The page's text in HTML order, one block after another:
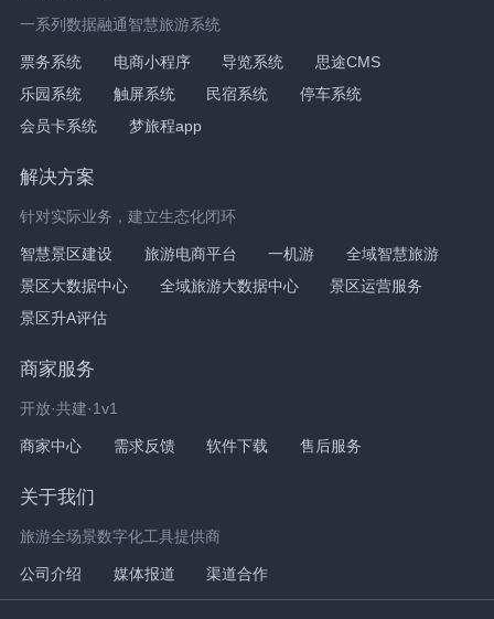
一系列数据融通智慧旅游系统
票务系统 电商小程序 导览系统
思途CMS
乐园系统
触屏系统 民宿系统
停车系统
会员卡系统
梦旅程app
解决方案
针对实际业务，建立生态化闭环
智慧景区建设 旅游电商平台 一机游
全域智慧旅游
景区大数据中心
全域旅游大数据中心
景区运营服务
景区升A评估
商家服务
开放·共建·1v1
商家中心 需求反馈 软件下载 售后服务
关于我们
旅游全场景数字化工具提供商
公司介绍 媒体报道 渠道合作